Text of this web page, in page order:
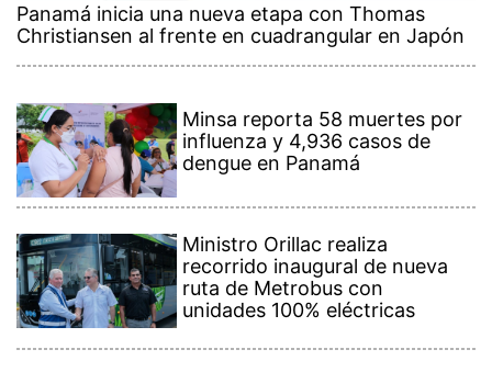
Panamá inicia una nueva etapa con Thomas
Christiansen al frente en cuadrangular en Japón
Minsa reporta 58 muertes por
influenza y 4,936 casos de
dengue en Panamá
Ministro Orillac realiza
recorrido inaugural de nueva
ruta de Metrobus con
unidades 100% eléctricas